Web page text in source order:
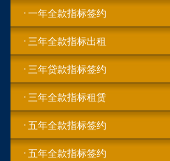
一年全款指标签约
三年全款指标出租
三年贷款指标签约
三年全款指标租赁
五年全款指标签约
五年全款指标签约